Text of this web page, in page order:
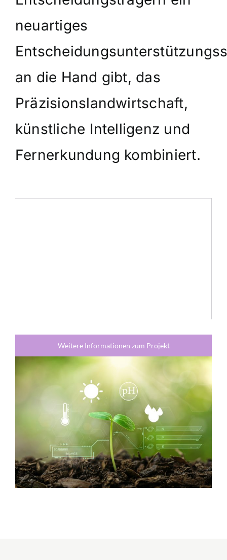
neuartiges
an die Hand gibt, das
Präzisionslandwirtschaft,
künstliche Intelligenz und
Fernerkundung kombiniert.
Weitere Informationen zum Projekt